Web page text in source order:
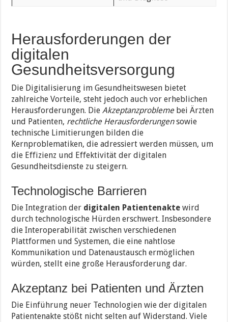
Herausforderungen der
digitalen
Gesundheitsversorgung
Die Digitalisierung im Gesundheitswesen bietet
zahlreiche Vorteile, steht jedoch auch vor erheblichen
Herausforderungen. DieAkzeptanzproblemebei Ärzten
und Patienten, rechtliche Herausforderungensowie
technische Limitierungen bilden die
Kernproblematiken, die adressiert werden müssen, um
die Effizienz und Effektivität der digitalen
Gesundheitsdienste zu steigern.
Technologische Barrieren
Die Integration der digitalen Patientenakte wird
durch technologische Hürden erschwert. Insbesondere
die Interoperabilität zwischen verschiedenen
Plattformen und Systemen, die eine nahtlose
Kommunikation und Datenaustausch ermöglichen
würden, stellt eine große Herausforderung dar.
Akzeptanz bei Patienten und Ärzten
Die Einführung neuer Technologien wie der digitalen
Patientenakte stößt nicht selten auf Widerstand. Viele